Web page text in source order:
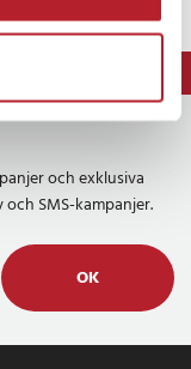
och exklusiva
SMS-kampanjer.
OK